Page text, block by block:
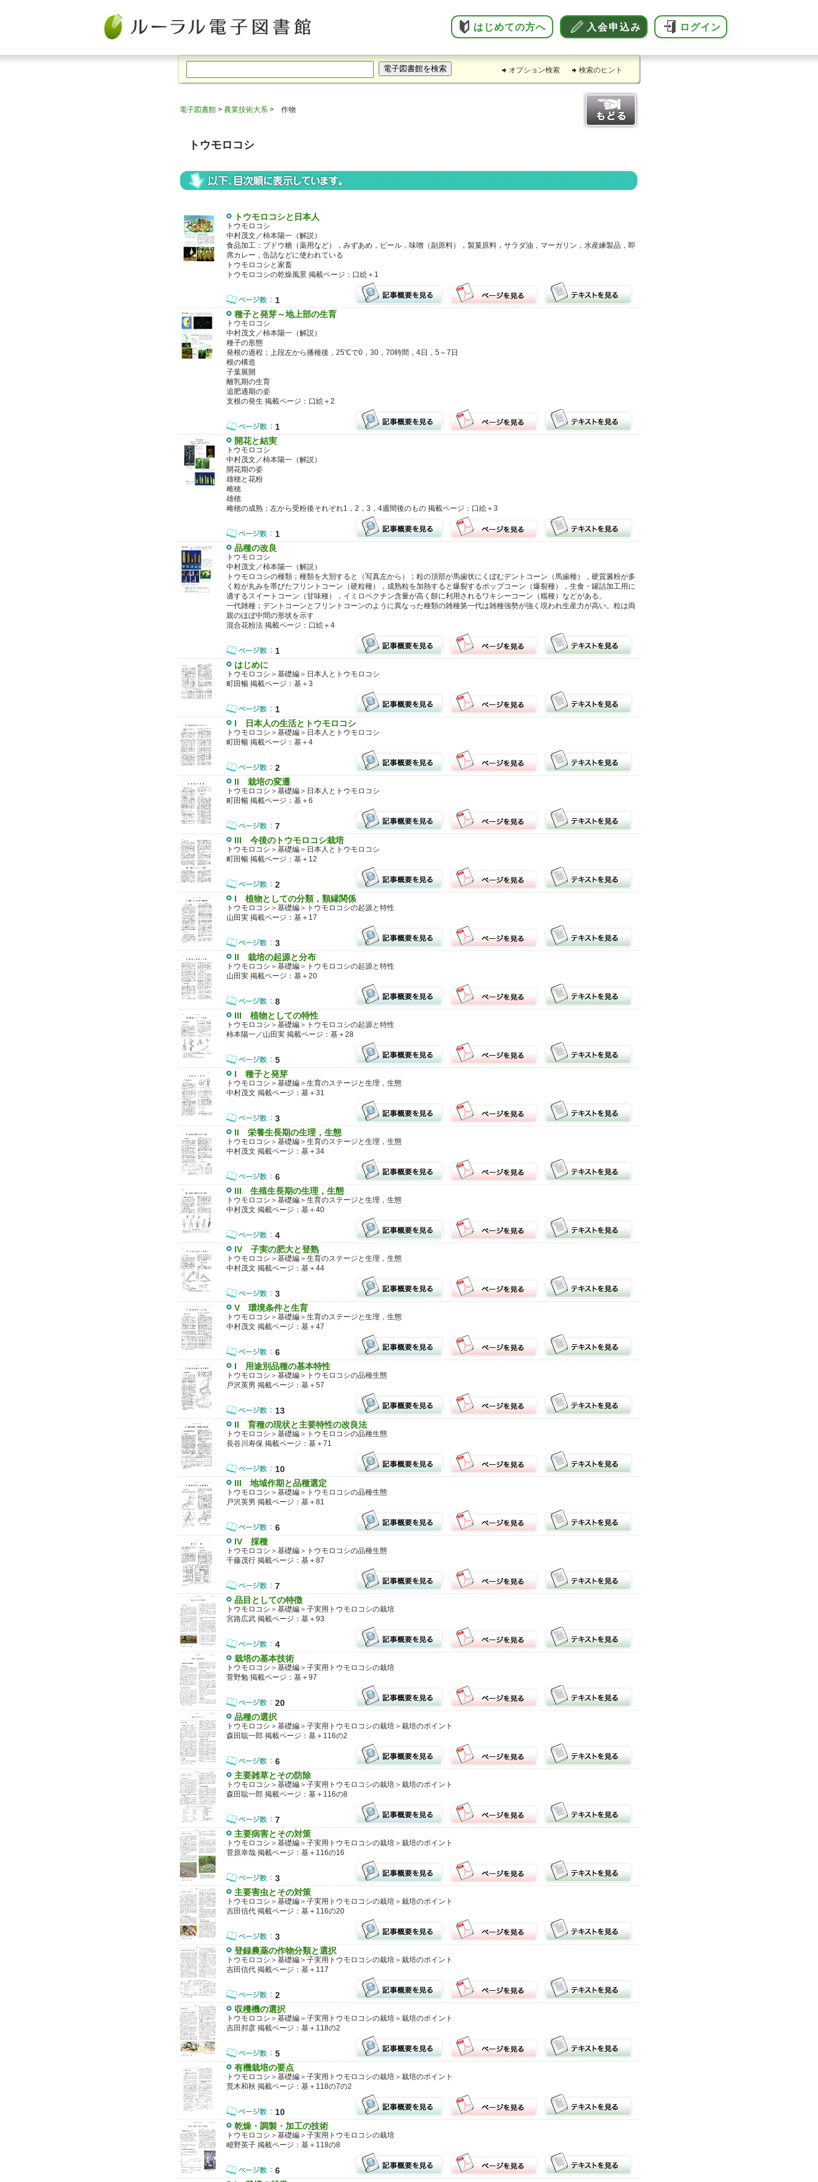
はじめての方へ 入会申込み ログイン
オプション検索 検索のヒント
電子図書館 > 農業技術大系 > 作物
トウモロコシ
トウモロコシと日本人
トウモロコシ
中村茂文／柿本陽一（解説）
食品加工：ブドウ糖（薬用など），みずあめ，ビール，味噌（副原料），製菓原料，サラダ油，マーガリン，水産練製品，即
席カレー，缶詰などに使われている
トウモロコシと家畜
トウモロコシの乾燥風景 掲載ページ：口絵＋1
1
種子と発芽～地上部の生育
トウモロコシ
中村茂文／柿本陽一（解説）
種子の形態
発根の過程；上段左から播種後，25℃で0，30，70時間，4日，5～7日
根の構造
子葉展開
離乳期の生育
追肥適期の姿
支根の発生 掲載ページ：口絵＋2
1
開花と結実
トウモロコシ
中村茂文／柿本陽一（解説）
開花期の姿
雄穂と花粉
雌穂
雄穂
雌穂の成熟；左から受粉後それぞれ1，2，3，4週間後のもの 掲載ページ：口絵＋3
1
品種の改良
トウモロコシ
中村茂文／柿本陽一（解説）
トウモロコシの種類；種類を大別すると（写真左から）；粒の頂部が馬歯状にくぼむデントコーン（馬歯種），硬質澱粉が多
く粒が丸みを帯びたフリントコーン（硬粒種），成熟粒を加熱すると爆裂するポップコーン（爆裂種），生食・罐詰加工用に
適するスイートコーン（甘味種），イミロペクチン含量が高く餅に利用されるワキシーコーン（糯種）などがある。
一代雑種；デントコーンとフリントコーンのように異なった種類の雑種第一代は雑種強勢が強く現われ生産力が高い。粒は両
親のほぼ中間の形状を示す
混合花粉法 掲載ページ：口絵＋4
1
はじめに
トウモロコシ＞基礎編＞日本人とトウモロコシ
町田暢 掲載ページ：基＋3
1
I 日本人の生活とトウモロコシ
トウモロコシ＞基礎編＞日本人とトウモロコシ
町田暢 掲載ページ：基＋4
2
II 栽培の変遷
トウモロコシ＞基礎編＞日本人とトウモロコシ
町田暢 掲載ページ：基＋6
7
III 今後のトウモロコシ栽培
トウモロコシ＞基礎編＞日本人とトウモロコシ
町田暢 掲載ページ：基＋12
2
I 植物としての分類，類縁関係
トウモロコシ＞基礎編＞トウモロコシの起源と特性
山田実 掲載ページ：基＋17
3
II 栽培の起源と分布
トウモロコシ＞基礎編＞トウモロコシの起源と特性
山田実 掲載ページ：基＋20
8
III 植物としての特性
トウモロコシ＞基礎編＞トウモロコシの起源と特性
柿本陽一／山田実 掲載ページ：基＋28
5
I 種子と発芽
トウモロコシ＞基礎編＞生育のステージと生理，生態
中村茂文 掲載ページ：基＋31
3
II 栄養生長期の生理，生態
トウモロコシ＞基礎編＞生育のステージと生理，生態
中村茂文 掲載ページ：基＋34
6
III 生殖生長期の生理，生態
トウモロコシ＞基礎編＞生育のステージと生理，生態
中村茂文 掲載ページ：基＋40
4
IV 子実の肥大と登熟
トウモロコシ＞基礎編＞生育のステージと生理，生態
中村茂文 掲載ページ：基＋44
3
V 環境条件と生育
トウモロコシ＞基礎編＞生育のステージと生理，生態
中村茂文 掲載ページ：基＋47
6
I 用途別品種の基本特性
トウモロコシ＞基礎編＞トウモロコシの品種生態
戸沢英男 掲載ページ：基＋57
13
II 育種の現状と主要特性の改良法
トウモロコシ＞基礎編＞トウモロコシの品種生態
長谷川寿保 掲載ページ：基＋71
10
III 地域作期と品種選定
トウモロコシ＞基礎編＞トウモロコシの品種生態
戸沢英男 掲載ページ：基＋81
6
IV 採種
トウモロコシ＞基礎編＞トウモロコシの品種生態
千藤茂行 掲載ページ：基＋87
7
品目としての特徴
トウモロコシ＞基礎編＞子実用トウモロコシの栽培
宮路広武 掲載ページ：基＋93
4
栽培の基本技術
トウモロコシ＞基礎編＞子実用トウモロコシの栽培
菅野勉 掲載ページ：基＋97
20
品種の選択
トウモロコシ＞基礎編＞子実用トウモロコシの栽培＞栽培のポイント
森田聡一郎 掲載ページ：基＋116の2
6
主要雑草とその防除
トウモロコシ＞基礎編＞子実用トウモロコシの栽培＞栽培のポイント
森田聡一郎 掲載ページ：基＋116の8
7
主要病害とその対策
トウモロコシ＞基礎編＞子実用トウモロコシの栽培＞栽培のポイント
菅原幸哉 掲載ページ：基＋116の16
3
主要害虫とその対策
トウモロコシ＞基礎編＞子実用トウモロコシの栽培＞栽培のポイント
吉田信代 掲載ページ：基＋116の20
3
登録農薬の作物分類と選択
トウモロコシ＞基礎編＞子実用トウモロコシの栽培＞栽培のポイント
吉田信代 掲載ページ：基＋117
2
収穫機の選択
トウモロコシ＞基礎編＞子実用トウモロコシの栽培＞栽培のポイント
吉田邦彦 掲載ページ：基＋118の2
5
有機栽培の要点
トウモロコシ＞基礎編＞子実用トウモロコシの栽培＞栽培のポイント
荒木和秋 掲載ページ：基＋118の7の2
10
乾燥・調製・加工の技術
トウモロコシ＞基礎編＞子実用トウモロコシの栽培
嶝野英子 掲載ページ：基＋118の8
6